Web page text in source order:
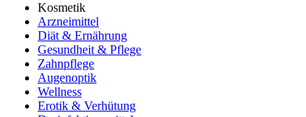
Kosmetik
Arzneimittel
Diät & Ernährung
Gesundheit & Pflege
Zahnpflege
Augenoptik
Wellness
Erotik & Verhütung